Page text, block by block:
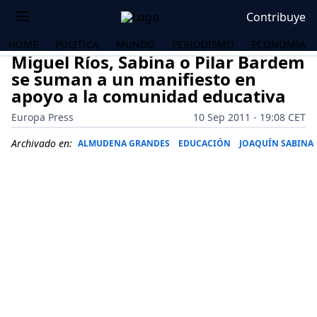
Contribuye
HOME POLÍTICA MUNDO PERIODISMO ECONOMÍA
Miguel Ríos, Sabina o Pilar Bardem
se suman a un manifiesto en
apoyo a la comunidad educativa
Europa Press
10 Sep 2011 - 19:08 CET
Archivado en: ALMUDENA GRANDES EDUCACIÓN JOAQUÍN SABINA